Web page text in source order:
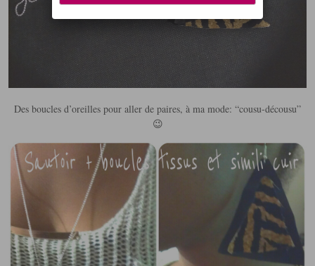
Des boucles d’oreilles pour aller de paires, à ma mode: “cousu-décousu”
😉